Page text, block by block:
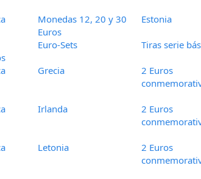
Monedas 12, 20 y 30
Euros
Estonia
Euro-Sets Tiras serie
Grecia
2 Euros
Irlanda
2 Euros
Letonia
2 Euros